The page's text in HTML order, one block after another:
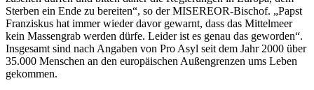
Sterben ein Ende zu bereiten“, so der MISEREOR-Bischof. „Papst
Franziskus hat immer wieder davor gewarnt, dass das Mittelmeer
kein Massengrab werden dürfe. Leider ist es genau das geworden“.
Insgesamt sind nach Angaben von Pro Asyl seit dem Jahr 2000 über
35.000 Menschen an den europäischen Außengrenzen ums Leben
gekommen.